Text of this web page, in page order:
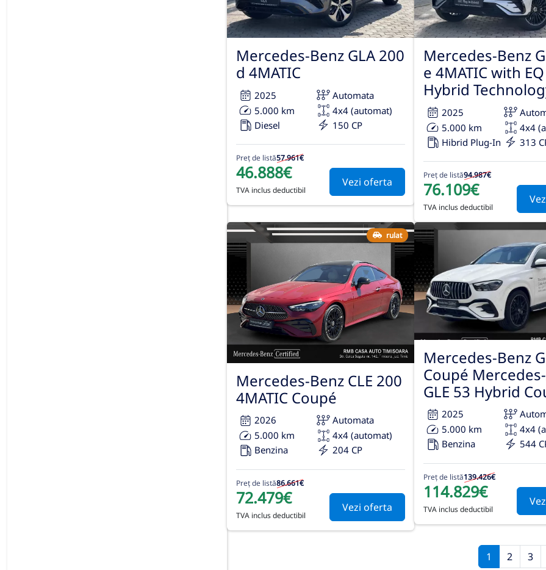
Mercedes-Benz GLA 200
d 4MATIC
2025
Automata
5.000 km
4x4 (automat)
Diesel
150 CP
Preț de listă57.961€
46.888€
TVA inclus deductibil
Vezi oferta
Mercedes-Benz
e 4MATIC with EQ
Hybrid
2025
5.000 km
4x4
Hibrid Plug-In
313
Preț de listă94.987€
76.109€
TVA inclus deductibil
rulat
Mercedes-Benz CLE 200
4MATIC Coupé
2026
Automata
5.000 km
4x4 (automat)
Benzina
204 CP
Preț de listă86.661€
72.479€
TVA inclus deductibil
Vezi oferta
Mercedes-Benz
Coupé
GLE 53 Hybrid
2025
5.000 km
4x4
Benzina
544
Preț de listă139.426€
114.829€
TVA inclus deductibil
1 2 3